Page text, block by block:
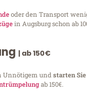
oder den Transport
in Augsburg schon ab
| ab 150€
Unnötigem undstarten
ab 150€.